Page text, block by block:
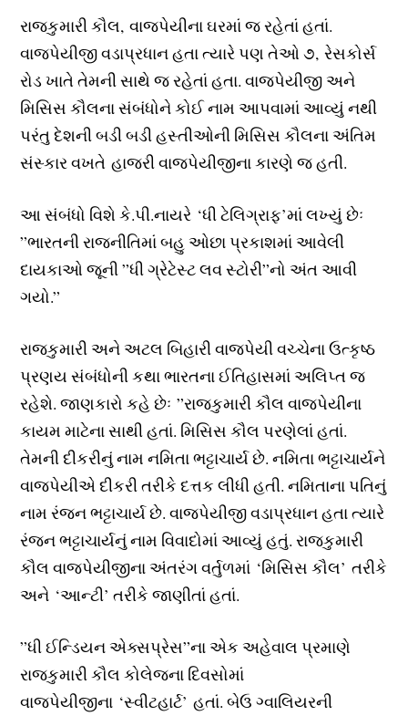
રાજકુમારી કૌલ, વાજપેયીના ઘરમાં જ રહેતાં હતાં.
વાજપેયીજી વડાપ્રધાન હતા ત્યારે પણ તેઓ ૭, રેસકોર્સ
રોડ ખાતે તેમની સાથે જ રહેતાં હતા. વાજપેયીજી અને
મિસિસ કૌલના સંબંધોને કોઈ નામ આપવામાં આવ્યું નથી
પરંતુ દેશની બડી બડી હસ્તીઓની મિસિસ કૌલના અંતિમ
સંસ્કાર વખતે હાજરી વાજપેયીજીના કારણે જ હતી.
આ સંબંધો વિશે કે.પી.નાયરે ‘ધી ટેલિગ્રાફ’માં લખ્યું છેઃ
”ભારતની રાજનીતિમાં બહુ ઓછા પ્રકાશમાં આવેલી
દાયકાઓ જૂની ”ધી ગ્રેટેસ્ટ લવ સ્ટોરી”નો અંત આવી
ગયો.”
રાજકુમારી અને અટલ બિહારી વાજપેયી વચ્ચેના ઉત્કૃષ્ઠ
પ્રણય સંબંધોની કથા ભારતના ઈતિહાસમાં અલિપ્ત જ
રહેશે. જાણકારો કહે છેઃ ”રાજકુમારી કૌલ વાજપેયીના
કાયમ માટેના સાથી હતાં. મિસિસ કૌલ પરણેલાં હતાં.
તેમની દીકરીનું નામ નમિતા ભટ્ટાચાર્ય છે. નમિતા ભટ્ટાચાર્યને
વાજપેયીએ દીકરી તરીકે દત્તક લીધી હતી. નમિતાના પતિનું
નામ રંજન ભટ્ટાચાર્ય છે. વાજપેયીજી વડાપ્રધાન હતા ત્યારે
રંજન ભટ્ટાચાર્યનું નામ વિવાદોમાં આવ્યું હતું. રાજકુમારી
કૌલ વાજપેયીજીના અંતરંગ વર્તુળમાં ‘મિસિસ કૌલ’ તરીકે
અને ‘આન્ટી’ તરીકે જાણીતાં હતાં.
”ધી ઈન્ડિયન એક્સપ્રેસ”ના એક અહેવાલ પ્રમાણે
રાજકુમારી કૌલ કોલેજના દિવસોમાં
વાજપેયીજીના ‘સ્વીટહાર્ટ’ હતાં. બેઉ ગ્વાલિયરની